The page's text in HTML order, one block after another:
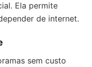
Ela permite
de internet.
sem custo